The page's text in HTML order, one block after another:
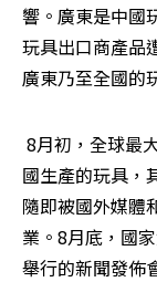
響。廣東是中國
玩具出口商產品
廣東乃至全國的
國生產的玩具，
隨即被國外媒體
業。8月底，國
舉行的新聞發佈